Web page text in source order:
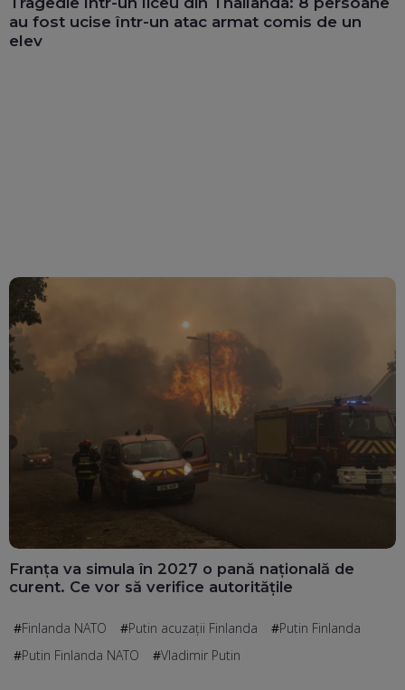
au fost ucise într-un atac armat comis de un
elev
Franța va simula în 2027 o pană națională de
curent. Ce vor să verifice autoritățile
Finlanda NATO Putin acuzații Finlanda
Putin Finlanda
Putin Finlanda NATO
Vladimir Putin